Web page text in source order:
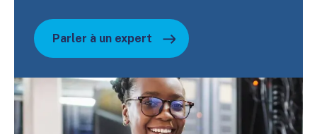
Parler à un expert